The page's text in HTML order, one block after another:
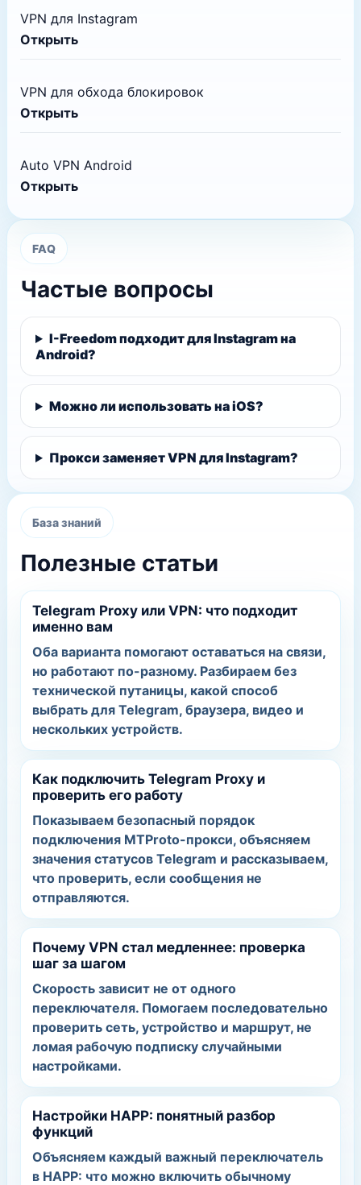
VPN для Instagram
Открыть
VPN для обхода блокировок
Открыть
Auto VPN Android
Открыть
FAQ
Частые вопросы
I-Freedom подходит для Instagram на
Android?
Можно ли использовать на iOS?
Прокси заменяет VPN для Instagram?
База знаний
Полезные статьи
Telegram Proxy или VPN: что подходит
именно вам
Оба варианта помогают оставаться на связи,
но работают по-разному. Разбираем без
технической путаницы, какой способ
выбрать для Telegram, браузера, видео и
нескольких устройств.
Как подключить Telegram Proxy и
проверить его работу
Показываем безопасный порядок
подключения MTProto-прокси, объясняем
значения статусов Telegram и рассказываем,
что проверить, если сообщения не
отправляются.
Почему VPN стал медленнее: проверка
шаг за шагом
Скорость зависит не от одного
переключателя. Помогаем последовательно
проверить сеть, устройство и маршрут, не
ломая рабочую подписку случайными
настройками.
Настройки HAPP: понятный разбор
функций
Объясняем каждый важный переключатель
в HAPP: что можно включить обычному